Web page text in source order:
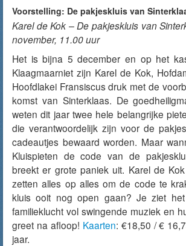
Voorstelling: De pakjeskluis van
Karel de Kok – De pakjeskluis van
november, 11.00 uur
Het is bijna 5 december en op het
Klaagmaarniet zijn Karel de Kok,
Hoofdlakei Fransiscus druk met de
komst van Sinterklaas. De
weten dit jaar twee hele belangrijke
die verantwoordelijk zijn voor de
cadeautjes bewaard worden. Maar
Kluispieten de code van de
breekt er grote paniek uit. Karel de
zetten alles op alles om de code te
kluis ooit nog open gaan? Je ziet
familieklucht vol swingende muziek en
greet na afloop! Kaarten: €18,50 / €
jaar.